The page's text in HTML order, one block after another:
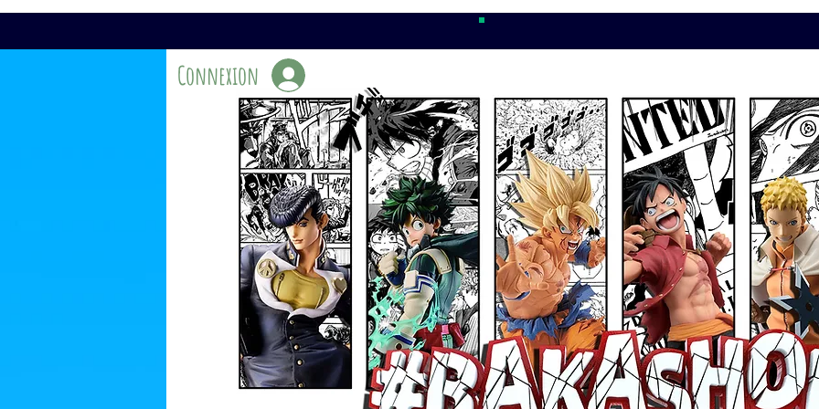
Connexion